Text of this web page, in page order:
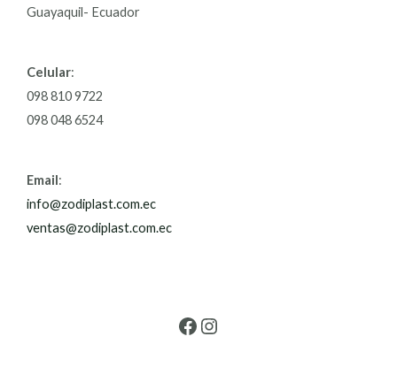
Guayaquil- Ecuador
Celular:
098 810 9722
098 048 6524
Email:
info@zodiplast.com.ec
ventas@zodiplast.com.ec